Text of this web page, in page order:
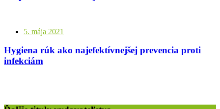
5. mája 2021
Hygiena rúk ako najefektívnejšej prevencia proti
infekciám